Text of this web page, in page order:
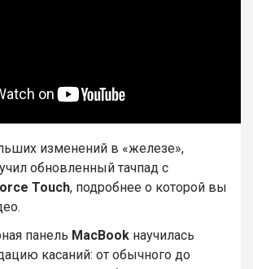
изменений в «железе»,
обновленный тачпад с
Touch, подробнее о которой вы
панель MacBook научилась
касаний: от обычного до